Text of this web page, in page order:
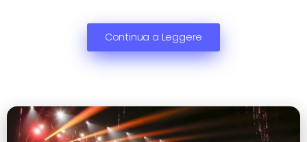
Continua a Leggere